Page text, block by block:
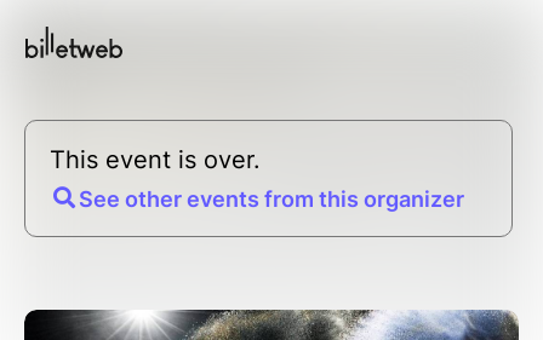
This event is over.
See other events from this organizer